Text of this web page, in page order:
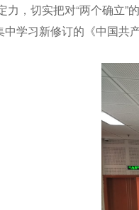
，切实把对“两个确立”
学习新修订的《中国共